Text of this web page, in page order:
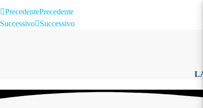
PrecedentePrecedente
Successivo
Successivo